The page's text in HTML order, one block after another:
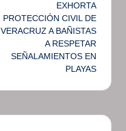
EXHORTA
PROTECCIÓN CIVIL DE
VERACRUZ A BAÑISTAS
A RESPETAR
SEÑALAMIENTOS EN
PLAYAS